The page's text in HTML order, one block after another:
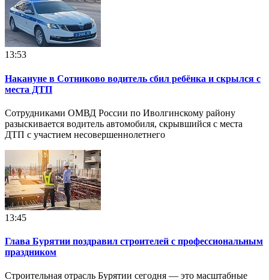
13:53
Накануне в Сотниково водитель сбил ребёнка и скрылся с
места ДТП
Сотрудниками ОМВД России по Иволгинскому району
разыскивается водитель автомобиля, скрывшийся с места
ДТП с участием несовершеннолетнего
13:45
Глава Бурятии поздравил строителей с профессиональным
праздником
Строительная отрасль Бурятии сегодня — это масштабные